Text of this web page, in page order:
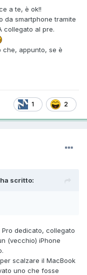
a te, è ok!!
da smartphone tramite
collegato al pre.
che, appunto, se è
1 2
scritto:
dedicato, collegato
(vecchio) iPhone
scalzare il MacBook
uno che fosse